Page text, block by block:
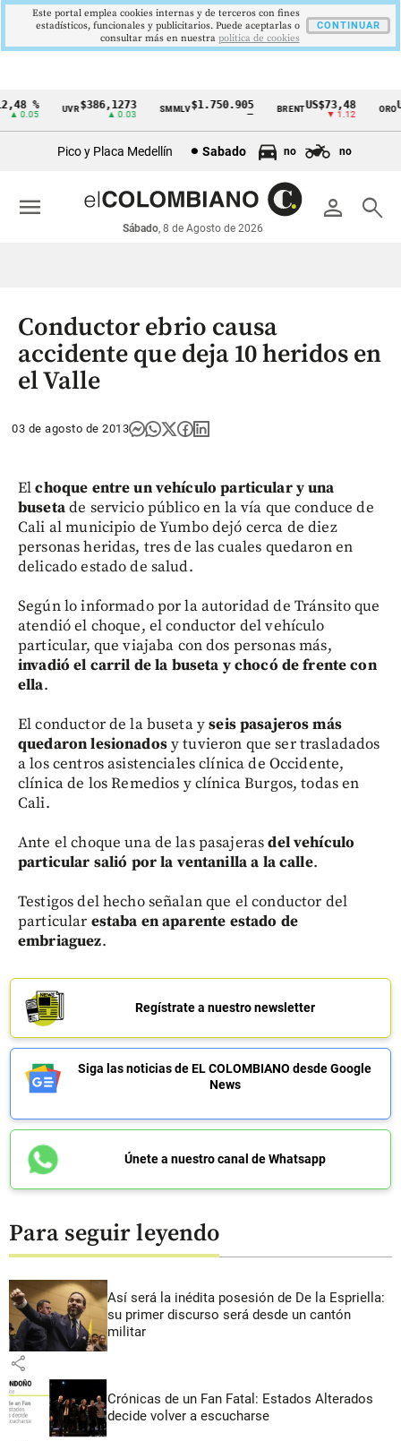
Cintillo
económicos
Colombia
%
0.05
UVR$386,1273
▲ 0.03
SMMLV$1.750.905 BRENTUS$73,48
▼ 1.12
ORO
Pico y Placa Medellín Sabado no no
person search
Sábado, 8 de Agosto de 2026
menu
Conductor ebrio causa
accidente que deja 10 heridos en
el Valle
03 de agosto de 2013
Elchoque entre un vehículo particular y una
busetade servicio público en la vía que conduce de
Cali al municipio de Yumbo dejó cerca de diez
personas heridas, tres de las cuales quedaron en
delicado estado de salud.
Según lo informado por la autoridad de Tránsito que
atendió el choque, el conductor del vehículo
particular, que viajaba con dos personas más,
invadió el carril de la buseta y chocó de frente con
ella.
El conductor de la buseta yseis pasajeros más
quedaron lesionadosy tuvieron que ser trasladados
a los centros asistenciales clínica de Occidente,
clínica de los Remedios y clínica Burgos, todas en
Cali.
Ante el choque una de las pasajerasdel vehículo
particular salió por la ventanilla a la calle.
Testigos del hecho señalan que el conductor del
particular estaba en aparente estado de
embriaguez.
Regístrate a nuestro newsletter
Siga las noticias de EL COLOMBIANO desde Google
News
Únete a nuestro canal de Whatsapp
Para seguir leyendo
Así será la inédita posesión de De la Espriella:
su primer discurso será desde un cantón
militar
share
Crónicas de un Fan Fatal: Estados Alterados
decide volver a escucharse
Este portal emplea cookies internas y de terceros con fines
estadísticos, funcionales y publicitarios. Puede aceptarlas o
consultar más en nuestra politica de cookies
CONTINUAR